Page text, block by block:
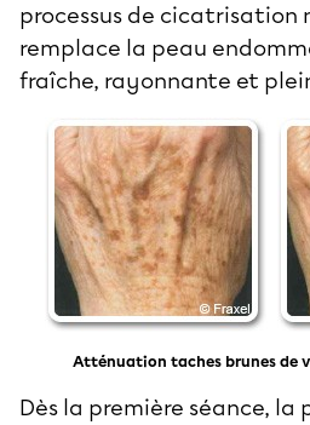
processus de cicatrisation
remplace la peau
fraîche, rayonnante et
Atténuation taches brunes de
Dès la première séance, la